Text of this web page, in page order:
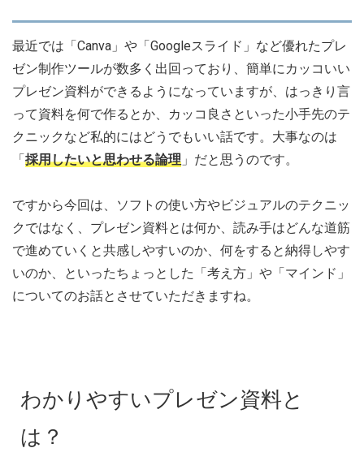
最近では「Canva」や「Googleスライド」など優れたプレ
ゼン制作ツールが数多く出回っており、簡単にカッコいい
プレゼン資料ができるようになっていますが、はっきり言
って資料を何で作るとか、カッコ良さといった小手先のテ
クニックなど私的にはどうでもいい話です。大事なのは
「 採用したいと思わせる論理 」だと思うのです。
ですから今回は、ソフトの使い方やビジュアルのテクニッ
クではなく、プレゼン資料とは何か、読み手はどんな道筋
で進めていくと共感しやすいのか、何をすると納得しやす
いのか、といったちょっとした「考え方」や「マインド」
についてのお話とさせていただきますね。
わかりやすいプレゼン資料と
は？